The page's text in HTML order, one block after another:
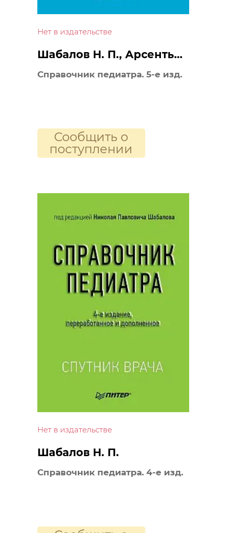
Нет в издательстве
Шабалов Н. П., Арсентьев
В. Г.
Справочник педиатра. 5-е изд.
Сообщить о
поступлении
Нет в издательстве
Шабалов Н. П.
Справочник педиатра. 4-е изд.